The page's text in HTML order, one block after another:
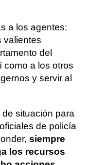
a los agentes:
valientes
del
como a los otros
y servir al
situación para
de policía
siempre
los recursos